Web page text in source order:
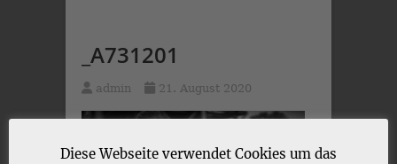
_A731201
admin 21. August 2020
Diese Webseite verwendet Cookies um das